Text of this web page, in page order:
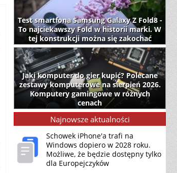
Test smartfona Samsung Galaxy Z Fold8 -
To najciekawszy Fold w historii marki. W
tej konstrukcji można się zakochać
Jaki komputer do gier kupić? Polecane
zestawy komputerowe na sierpień 2026.
Komputery gamingowe w różnych
cenach
Najnowsze aktualności
Schowek iPhone'a trafi na
Windows dopiero w 2028 roku.
Możliwe, że będzie dostępny tylko
dla Europejczyków